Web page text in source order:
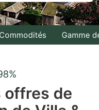
interact
with
the
select
a
Commodités Gamme
offres de